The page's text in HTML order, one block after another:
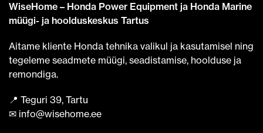
WiseHome – Honda Power Equipment ja Honda Marine
müügi- ja hoolduskeskus Tartus
Aitame kliente Honda tehnika valikul ja kasutamisel ning
tegeleme seadmete müügi, seadistamise, hoolduse ja
remondiga.
📍 Teguri 39, Tartu
✉ info@wisehome.ee